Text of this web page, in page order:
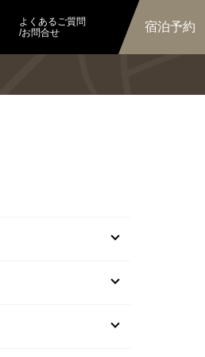
よくあるご質問
/お問合せ
宿泊予約